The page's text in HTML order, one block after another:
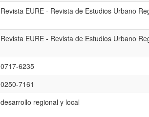
Revista EURE - Revista de Estudios Urbano
Revista EURE - Revista de Estudios Urbano
0717-6235
0250-7161
desarrollo regional y local